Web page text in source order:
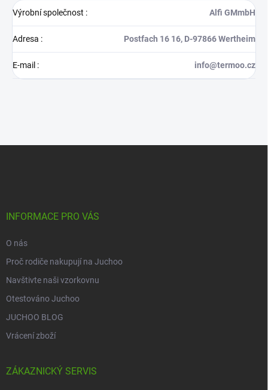
Výrobní společnost : Alfi GMmbH
Adresa : Postfach 16 16, D-97866 Wertheim
E-mail : info@termoo.cz
INFORMACE PRO VÁS
O nás
Proč rodiče nakupují na Juchoo
Navštivte naši vzorkovnu
Otestováno Juchoo
JUCHOO BLOG
Vrácení zboží
ZÁKAZNICKÝ SERVIS